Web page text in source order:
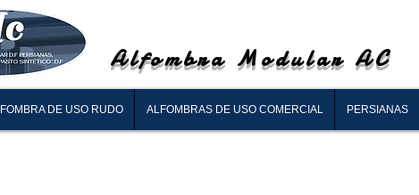
Alfombra Modular AC
DE USO RUDO ALFOMBRAS DE USO COMERCIAL PERSIANAS